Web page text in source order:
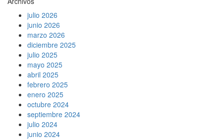
julio 2026
junio 2026
marzo 2026
diciembre 2025
julio 2025
mayo 2025
abril 2025
febrero 2025
enero 2025
octubre 2024
septiembre 2024
julio 2024
junio 2024